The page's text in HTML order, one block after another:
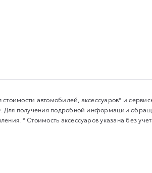
автомобилей, аксессуаров* и
получения подробной информации
* Стоимость аксессуаров указана без